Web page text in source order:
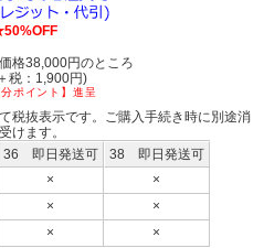
格38,000円のところ
税：1,900円)
ポイント】進呈
税抜表示です。ご購入手続き時に別途消
けます。
36 即日発送可
38 即日発送可
×
×
×
×
× ×